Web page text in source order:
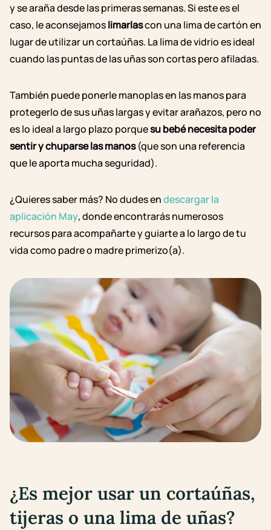
y se araña desde las primeras semanas. Si este es el
caso, le aconsejamoslimarlascon una lima de cartón en
lugar de utilizar un cortaúñas. La lima de vidrio es ideal
cuando las puntas de las uñas son cortas pero afiladas.
También puede ponerle manoplas en las manos para
protegerlo de sus uñas largas y evitar arañazos, pero no
es lo ideal a largo plazo porquesu bebé necesita poder
sentir y chuparse las manos(que son una referencia
que le aporta mucha seguridad).
¿Quieres saber más? No dudes endescargar la
aplicación May, donde encontrarás numerosos
recursos para acompañarte y guiarte a lo largo de tu
vida como padre o madre primerizo(a).
¿Es mejor usar un cortaúñas,
tijeras o una lima de uñas?